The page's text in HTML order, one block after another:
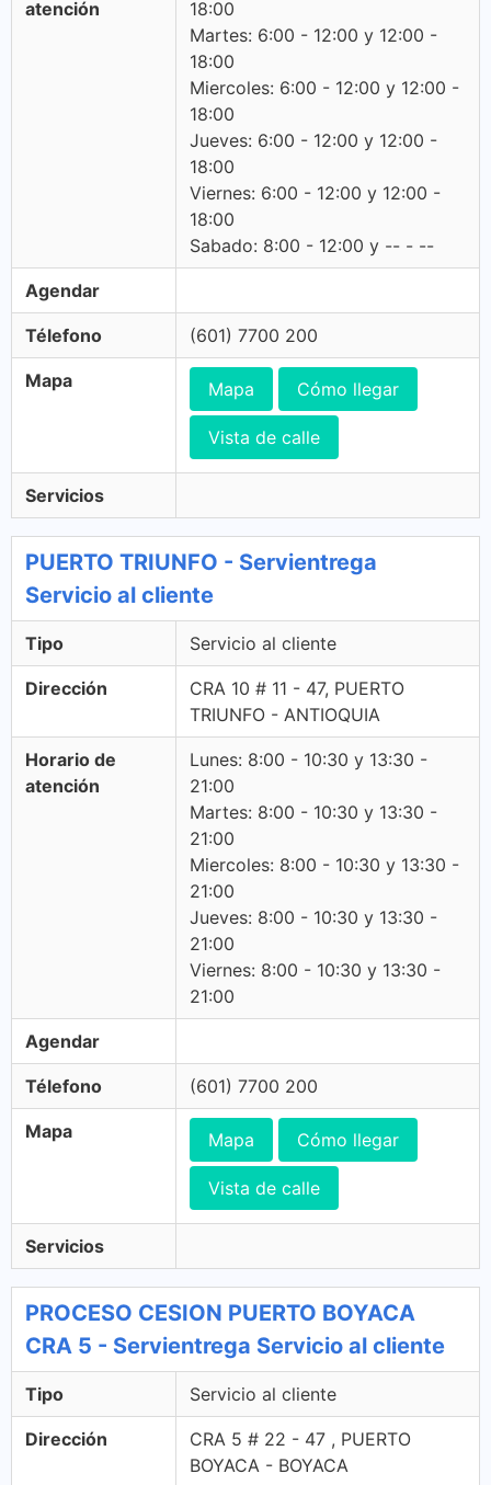
atención
18:00
Martes: 6:00 - 12:00 y 12:00 -
18:00
Miercoles: 6:00 - 12:00 y 12:00 -
18:00
Jueves: 6:00 - 12:00 y 12:00 -
18:00
Viernes: 6:00 - 12:00 y 12:00 -
18:00
Sabado: 8:00 - 12:00 y -- - --
Agendar
Télefono (601) 7700 200
Mapa Mapa Cómo llegar
Vista de calle
Servicios
PUERTO TRIUNFO - Servientrega
Servicio al cliente
Tipo Servicio al cliente
Dirección
CRA 10 # 11 - 47, PUERTO
TRIUNFO - ANTIOQUIA
Horario de
atención
Lunes: 8:00 - 10:30 y 13:30 -
21:00
Martes: 8:00 - 10:30 y 13:30 -
21:00
Miercoles: 8:00 - 10:30 y 13:30 -
21:00
Jueves: 8:00 - 10:30 y 13:30 -
21:00
Viernes: 8:00 - 10:30 y 13:30 -
21:00
Agendar
Télefono (601) 7700 200
Mapa Mapa Cómo llegar
Vista de calle
Servicios
PROCESO CESION PUERTO BOYACA
CRA 5 - Servientrega Servicio al cliente
Tipo Servicio al cliente
Dirección
CRA 5 # 22 - 47 , PUERTO
BOYACA - BOYACA